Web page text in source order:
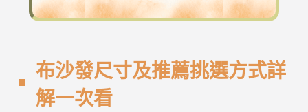
布沙發尺寸及推薦挑選方式詳
解一次看